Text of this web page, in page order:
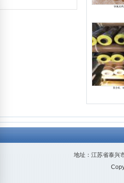
铁氟龙烤
复合机、
地址：江苏省泰兴